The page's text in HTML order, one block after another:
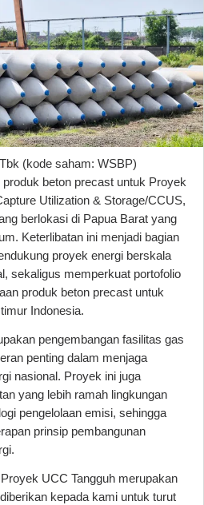
(kode saham: WSBP)
beton precast untuk Proyek
Utilization & Storage/CCUS,
berlokasi di Papua Barat yang
Keterlibatan ini menjadi bagian
proyek energi berskala
sekaligus memperkuat portofolio
produk beton precast untuk
Indonesia.
pengembangan fasilitas gas
penting dalam menjaga
nasional. Proyek ini juga
yang lebih ramah lingkungan
pengelolaan emisi, sehingga
prinsip pembangunan
UCC Tangguh merupakan
kepada kami untuk turut